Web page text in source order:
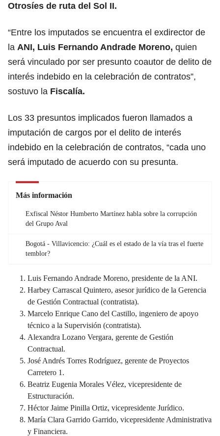
Otrosíes de ruta del Sol II.
“Entre los imputados se encuentra el exdirector de
la ANI, Luis Fernando Andrade Moreno, quien
será vinculado por ser presunto coautor de delito de
interés indebido en la celebración de contratos”,
sostuvo la Fiscalía.
Los 33 presuntos implicados fueron llamados a
imputación de cargos por el delito de interés
indebido en la celebración de contratos, “cada uno
será imputado de acuerdo con su presunta.
Más información
Exfiscal Néstor Humberto Martínez habla sobre la corrupción
del Grupo Aval
Bogotá - Villavicencio: ¿Cuál es el estado de la vía tras el fuerte
temblor?
Luis Fernando Andrade Moreno, presidente de la ANI.
Harbey Carrascal Quintero, asesor jurídico de la Gerencia
de Gestión Contractual (contratista).
Marcelo Enrique Cano del Castillo, ingeniero de apoyo
técnico a la Supervisión (contratista).
Alexandra Lozano Vergara, gerente de Gestión
Contractual.
José Andrés Torres Rodríguez, gerente de Proyectos
Carretero 1.
Beatriz Eugenia Morales Vélez, vicepresidente de
Estructuración.
Héctor Jaime Pinilla Ortiz, vicepresidente Jurídico.
María Clara Garrido Garrido, vicepresidente Administrativa
y Financiera.